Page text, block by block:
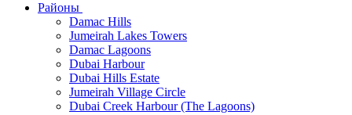
Районы
Damac Hills
Jumeirah Lakes Towers
Damac Lagoons
Dubai Harbour
Dubai Hills Estate
Jumeirah Village Circle
Dubai Creek Harbour (The Lagoons)